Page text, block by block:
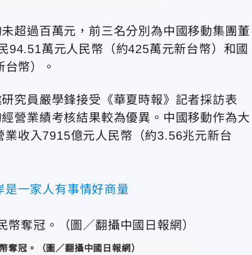
超過百萬元，前三名分別為中國移動集團董
94.51萬元人民幣（約425萬元新台幣）和國
幣）。
究員嚴學鋒接受《華夏時報》記者採訪表
營業績考核結果較為優異。中國移動作為大
收入7915億元人民幣（約3.56兆元新台
一家人有事情好商量
奪冠。（圖／翻攝中國日報網）